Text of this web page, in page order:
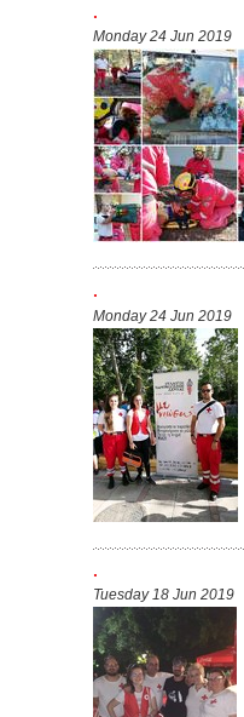
.
Monday 24 Jun 2019
.
Monday 24 Jun 2019
.
Tuesday 18 Jun 2019